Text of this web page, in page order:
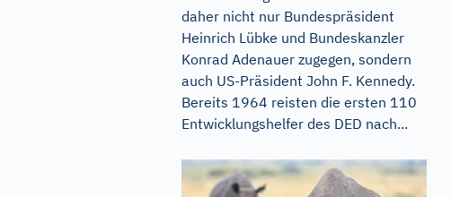
daher nicht nur Bundespräsident
Heinrich Lübke und Bundeskanzler
Konrad Adenauer zugegen, sondern
auch US-Präsident John F. Kennedy.
Bereits 1964 reisten die ersten 110
Entwicklungshelfer des DED nach...